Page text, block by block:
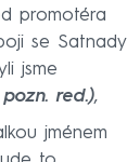
promotéra
se Satnady
jsme
red.),
jménem